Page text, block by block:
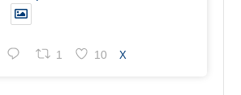
1 10 X